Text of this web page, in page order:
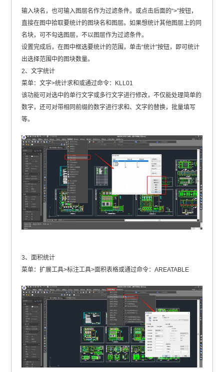
输入块名，也可输入图层名作为过滤条件。或点击后面的“>”按钮，
直接在图中拾取要统计的图块名和图层。如果想统计其他图层上的同
名块，可不勾选图层，不以图层作为过滤条件。
设置完成后，在图中框选要统计的范围，单击“统计”按钮，即可统计
出选择范围中的图块数量。
2、文字统计
菜单：文字>统计求和或通过命令：KLL01
该功能可对选中的单行文字或多行文字进行修改，不仅能处理简单的
数字，还可对带相同前缀的数字进行求和、文字的替换，批量填写
等。
3、面积统计
菜单：扩展工具>标注工具>面积表格或通过命令：AREATABLE